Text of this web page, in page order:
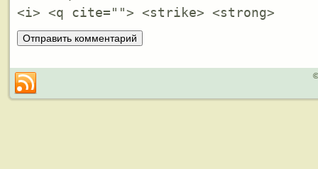
<i> <q cite=""> <strike> <strong>